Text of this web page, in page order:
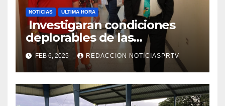
NOTICIAS ULTIMA HORA
Investigaran condiciones
deplorables de las
facilidades el Departamento
de la Salud en Mayagüez
FEB 6, 2025 REDACCION NOTICIASPRTV